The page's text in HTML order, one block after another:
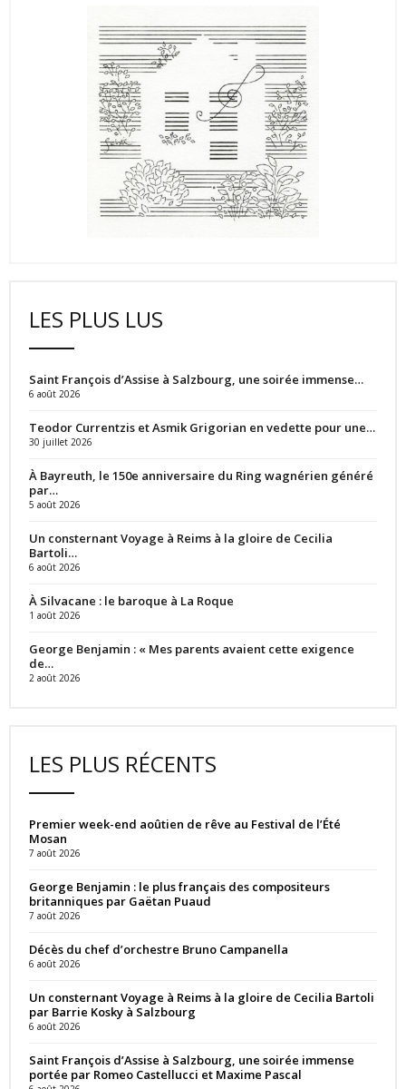
LES PLUS LUS
Saint François d’Assise à Salzbourg, une soirée immense…
6 août 2026
Teodor Currentzis et Asmik Grigorian en vedette pour une…
30 juillet 2026
À Bayreuth, le 150e anniversaire du Ring wagnérien généré
par…
5 août 2026
Un consternant Voyage à Reims à la gloire de Cecilia
Bartoli…
6 août 2026
À Silvacane : le baroque à La Roque
1 août 2026
George Benjamin : « Mes parents avaient cette exigence
de…
2 août 2026
LES PLUS RÉCENTS
Premier week-end aoûtien de rêve au Festival de l’Été
Mosan
7 août 2026
George Benjamin : le plus français des compositeurs
britanniques par Gaëtan Puaud
7 août 2026
Décès du chef d’orchestre Bruno Campanella
6 août 2026
Un consternant Voyage à Reims à la gloire de Cecilia Bartoli
par Barrie Kosky à Salzbourg
6 août 2026
Saint François d’Assise à Salzbourg, une soirée immense
portée par Romeo Castellucci et Maxime Pascal